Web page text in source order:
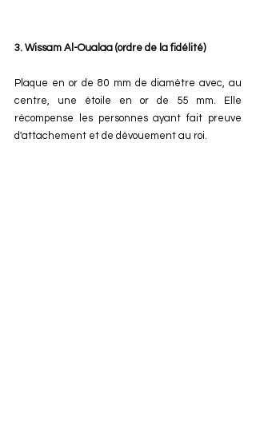
3. Wissam Al-Oualaa (ordre de la fidélité)
Plaque en or de 80 mm de diamètre avec, au
centre, une étoile en or de 55 mm. Elle
récompense les personnes ayant fait preuve
d'attachement et de dévouement au roi.